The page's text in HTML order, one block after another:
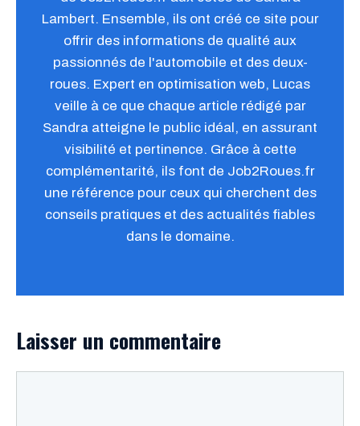
Lambert. Ensemble, ils ont créé ce site pour
offrir des informations de qualité aux
passionnés de l'automobile et des deux-
roues. Expert en optimisation web, Lucas
veille à ce que chaque article rédigé par
Sandra atteigne le public idéal, en assurant
visibilité et pertinence. Grâce à cette
complémentarité, ils font de Job2Roues.fr
une référence pour ceux qui cherchent des
conseils pratiques et des actualités fiables
dans le domaine.
Laisser un commentaire